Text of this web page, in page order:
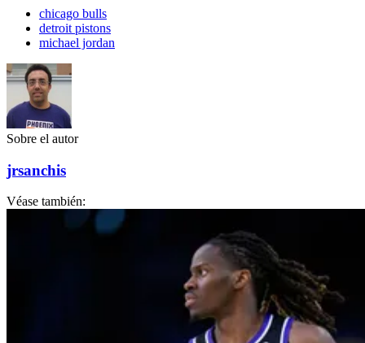
chicago bulls
detroit pistons
michael jordan
Sobre el autor
jrsanchis
Véase también: